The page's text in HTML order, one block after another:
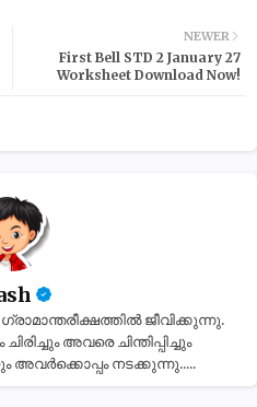
NEWER
First Bell STD 2 January 27
Worksheet Download Now!
ജീവിക്കുന്നു.
അവരെ ചിന്തിപ്പിച്ചും
നടക്കുന്നു.....